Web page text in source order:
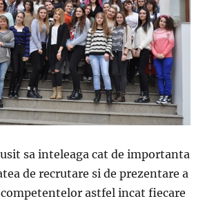
sa inteleaga cat de importanta
de recrutare si de prezentare a
astfel incat fiecare